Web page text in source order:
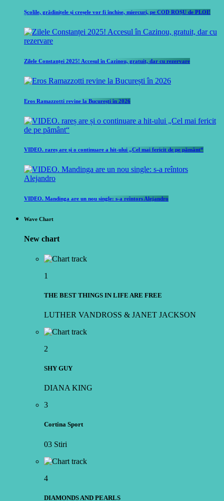
Școlile, grădinițele și creșele vor fi închise, miercuri, pe COD ROȘU de PLOI!
Zilele Constanței 2025! Accesul în Cazinou, gratuit, dar cu rezervare
Eros Ramazzotti revine la București în 2026
VIDEO. rareș are și o continuare a hit-ului „Cel mai fericit de pe pământ“
VIDEO. Mandinga are un nou single: s-a reîntors Alejandro
Wave Chart
New chart
1
THE BEST THINGS IN LIFE ARE FREE
LUTHER VANDROSS & JANET JACKSON
2
SHY GUY
DIANA KING
3
Cortina Sport
03 Stiri
4
DIAMONDS AND PEARLS